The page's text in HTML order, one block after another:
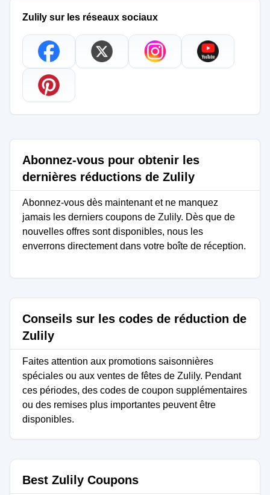
Zulily sur les réseaux sociaux
Abonnez-vous pour obtenir les
dernières réductions de Zulily
Abonnez-vous dès maintenant et ne manquez
jamais les derniers coupons de Zulily. Dès que de
nouvelles offres sont disponibles, nous les
enverrons directement dans votre boîte de réception.
Conseils sur les codes de réduction de
Zulily
Faites attention aux promotions saisonnières
spéciales ou aux ventes de fêtes de Zulily. Pendant
ces périodes, des codes de coupon supplémentaires
ou des remises plus importantes peuvent être
disponibles.
Best Zulily Coupons